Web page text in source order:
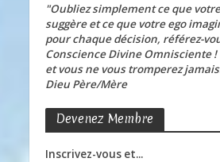
"Oubliez simplement ce que
suggère et ce que votre ego
pour chaque décision, référez-
Conscience Divine Omnisciente !
et vous ne vous tromperez
Dieu Père/Mère
Devenez Membre
Inscrivez-vous et...